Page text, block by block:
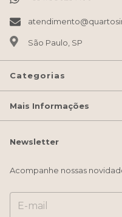
São Paulo, SP
Categorias
Mais Informações
Newsletter
Acompanhe nossas